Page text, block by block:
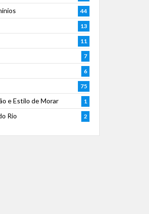
44
13
11
7
6
75
e Estilo de Morar 1
Rio 2